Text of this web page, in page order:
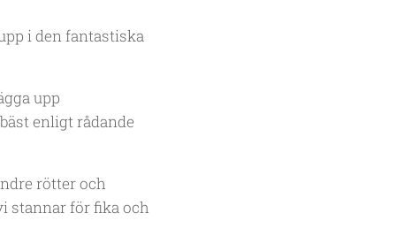
i den fantastiska
upp
enligt rådande
rötter och
stannar för fika och